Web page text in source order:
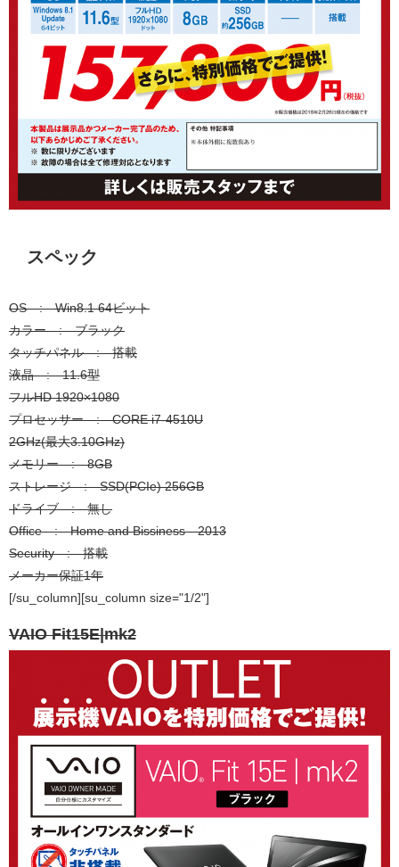
スペック
OS : Win8.1 64ビット
カラー : ブラック
タッチパネル : 搭載
液晶 : 11.6型
フルHD 1920×1080
プロセッサー : CORE i7-4510U
2GHz(最大3.10GHz)
メモリー : 8GB
ストレージ : SSD(PCIe) 256GB
ドライブ : 無し
Office : Home and Bissiness 2013
Security : 搭載
メーカー保証1年
[/su_column][su_column size="1/2"]
VAIO Fit15E|mk2